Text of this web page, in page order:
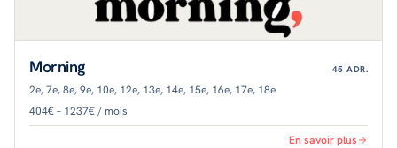
Morning 45 ADR.
2e, 7e, 8e, 9e, 10e, 12e, 13e, 14e, 15e, 16e, 17e, 18e
404€ – 1237€ / mois
En savoir plus